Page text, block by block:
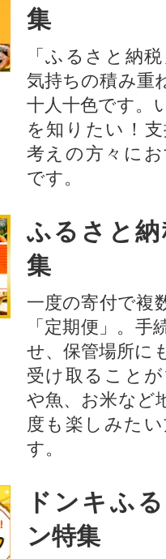
集
「ふるさと納
気持ちの積み重
十人十色です。
を知りたい！
考えの方々に
です。
ふるさと
集
一度の寄付で複
「定期便」。
せ、保管場所に
受け取ること
や魚、お米など
度も楽しみた
す。
ドンキふ
ン特集